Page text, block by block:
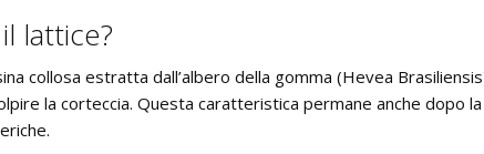
lattice?
collosa estratta dall’albero della gomma (Hevea
la corteccia. Questa caratteristica permane anche dopo